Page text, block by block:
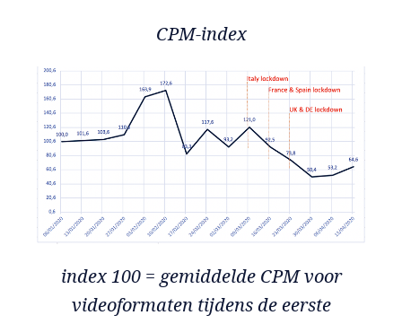
CPM-index
index 100 = gemiddelde CPM voor
videoformaten tijdens de eerste